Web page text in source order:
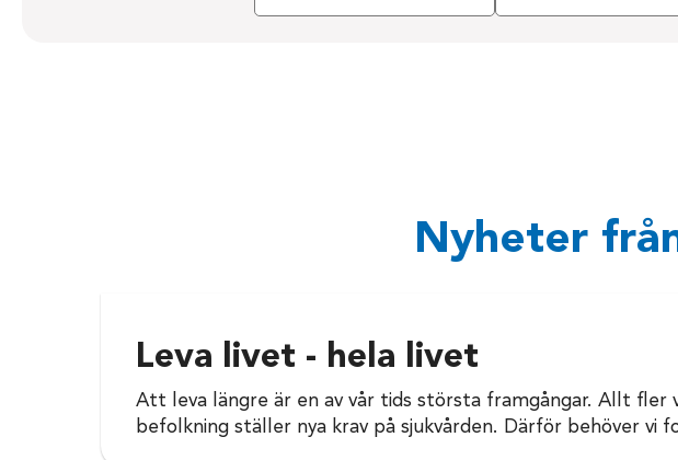
Nyheter
Leva livet - hela livet
Att leva längre är en av vår tids största framgångar. Allt fler
befolkning ställer nya krav på sjukvården. Därför behöver